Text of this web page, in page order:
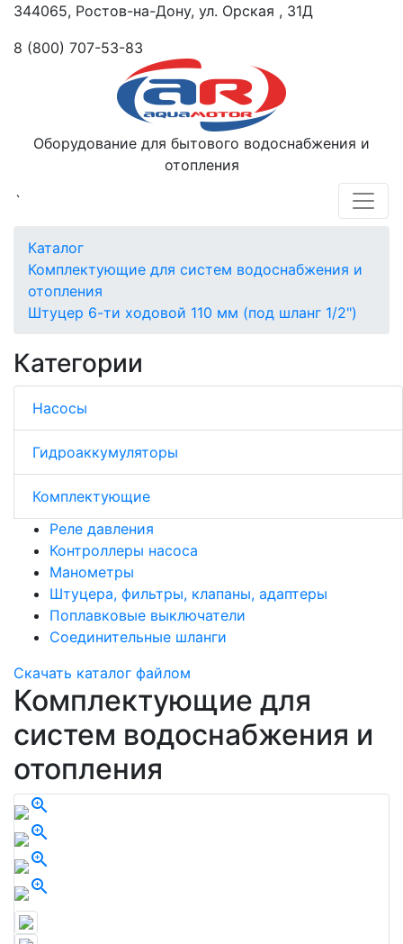
344065, Ростов-на-Дону, ул. Орская , 31Д
8 (800) 707-53-83
Оборудование для бытового водоснабжения и
отопления
`
Каталог
Комплектующие для систем водоснабжения и
отопления
Штуцер 6-ти ходовой 110 мм (под шланг 1/2")
Категории
Насосы
Гидроаккумуляторы
Комплектующие
Реле давления
Контроллеры насоса
Манометры
Штуцера, фильтры, клапаны, адаптеры
Поплавковые выключатели
Соединительные шланги
Скачать каталог файлом
Комплектующие для
систем водоснабжения и
отопления
zoom_in
zoom_in
zoom_in
zoom_in